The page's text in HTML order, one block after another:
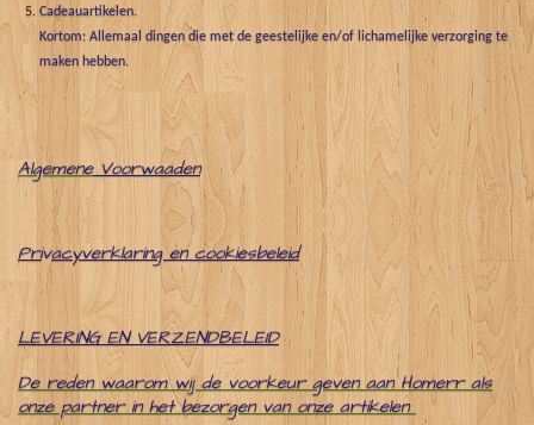
Cadeauartikelen.
Kortom: Allemaal dingen die met de geestelijke en/of lichamelijke verzorging te
maken hebben.
Algemene Voorwaaden
Privacyverklaring en cookiesbeleid
LEVERING EN VERZENDBELEID
De reden waarom wij de voorkeur geven aan Homerr als
onze partner in het bezorgen van onze artikelen